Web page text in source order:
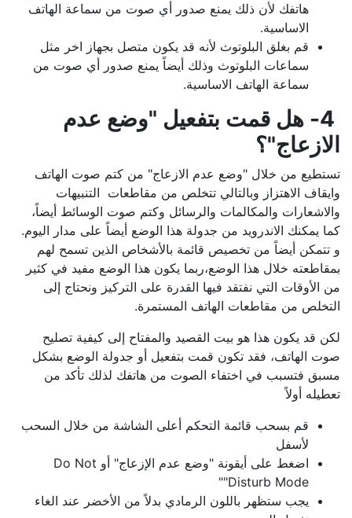
هاتفك لأن ذلك يمنع صدور أي صوت من سماعة الهاتف
الاساسية.
قم بغلق البلوتوث لأنه قد يكون متصل بجهاز اخر مثل
سماعات البلوتوث وذلك أيضاً يمنع صدور أي صوت من
سماعة الهاتف الاساسية.
4- هل قمت بتفعيل "وضع عدم
الازعاج"؟
تستطيع من خلال "وضع عدم الازعاج" من كتم صوت الهاتف
وايقاف الاهتزاز وبالتالي تتخلص من مقاطعات التنبيهات
والاشعارات والمكالمات والرسائل وكتم صوت الوسائط أيضاً،
كما يمكنك الاندرويد من جدولة هذا الوضع أيضاً على مدار اليوم.
و تتمكن أيضاً من تخصيص قائمة بالأشخاص الذين تسمح لهم
بمقاطعته خلال هذا الوضع،ربما يكون هذا الوضع مفيد في كثير
من الأوقات التي نفتقد فيها القدرة على التركيز ونحتاج إلى
التخلص من مقاطعات الهاتف المستمرة.
لكن قد يكون هذا هو بيت القصيد والمفتاح إلى كيفية تصليح
صوت الهاتف، فقد تكون قمت بتفعيل أو جدولة الوضع بشكل
مسبق فتسبب في اختفاء الصوت من هاتفك لذلك تأكد من
تعطيله أولاً
قم بسحب قائمة التحكم أعلى الشاشة من خلال السحب
لأسفل
اضغط على أيقونة "وضع عدم الإزعاج" أو Do Not
Disturb Mode""
يجب ستظهر باللون الرمادي بدلاً من الأخضر عند الغاء